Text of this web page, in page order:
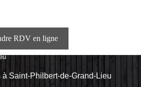
à Saint-Philbert-de-Grand-Lieu